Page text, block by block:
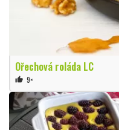
Ořechová roláda LC
thumb_up 9×